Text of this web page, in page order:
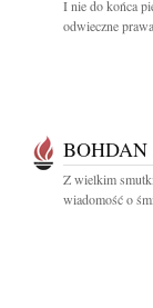
I nie do końca
odwieczne
Z wielkim
wiadomość o